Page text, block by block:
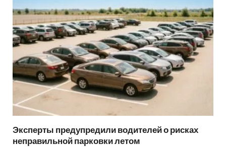
Эксперты предупредили водителей о рисках
неправильной парковки летом